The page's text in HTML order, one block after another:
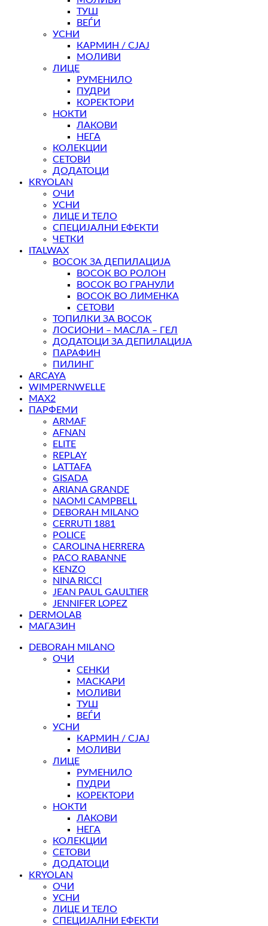
ТУШ
ВЕЃИ
УСНИ
КАРМИН / СЈАЈ
МОЛИВИ
ЛИЦЕ
РУМЕНИЛО
ПУДРИ
КОРЕКТОРИ
НОКТИ
ЛАКОВИ
НЕГА
КОЛЕКЦИИ
СЕТОВИ
ДОДАТОЦИ
KRYOLAN
ОЧИ
УСНИ
ЛИЦЕ И ТЕЛО
СПЕЦИЈАЛНИ ЕФЕКТИ
ЧЕТКИ
ITALWAX
ВОСОК ЗА ДЕПИЛАЦИЈА
ВОСОК ВО РОЛОН
ВОСОК ВО ГРАНУЛИ
ВОСОК ВО ЛИМЕНКА
СЕТОВИ
ТОПИЛКИ ЗА ВОСОК
ЛОСИОНИ – МАСЛА – ГЕЛ
ДОДАТОЦИ ЗА ДЕПИЛАЦИЈА
ПАРАФИН
ПИЛИНГ
ARCAYA
WIMPERNWELLE
MAX2
ПАРФЕМИ
ARMAF
AFNAN
ELITE
REPLAY
LATTAFA
GISADA
ARIANA GRANDE
NAOMI CAMPBELL
DEBORAH MILANO
CERRUTI 1881
POLICE
CAROLINA HERRERA
PACO RABANNE
KENZO
NINA RICCI
JEAN PAUL GAULTIER
JENNIFER LOPEZ
DERMOLAB
МАГАЗИН
DEBORAH MILANO
ОЧИ
СЕНКИ
МАСКАРИ
МОЛИВИ
ТУШ
ВЕЃИ
УСНИ
КАРМИН / СЈАЈ
МОЛИВИ
ЛИЦЕ
РУМЕНИЛО
ПУДРИ
КОРЕКТОРИ
НОКТИ
ЛАКОВИ
НЕГА
КОЛЕКЦИИ
СЕТОВИ
ДОДАТОЦИ
KRYOLAN
ОЧИ
УСНИ
ЛИЦЕ И ТЕЛО
СПЕЦИЈАЛНИ ЕФЕКТИ